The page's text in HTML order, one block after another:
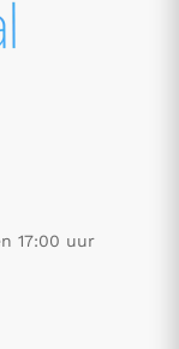
17:00 uur